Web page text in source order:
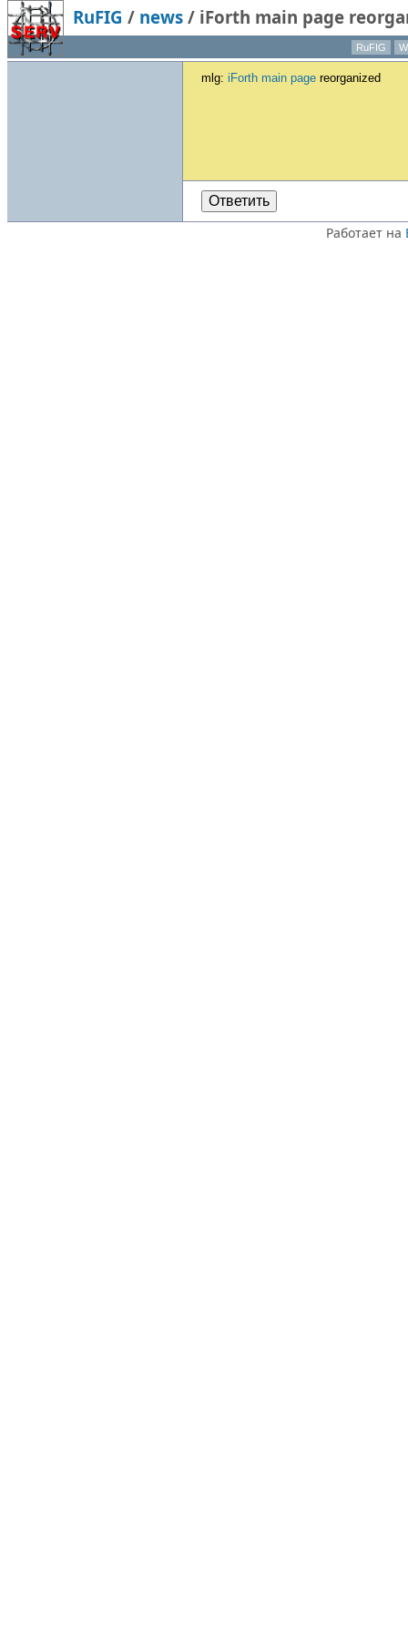
RuFIG / news / iForth main page
RuFIG
mlg: iForth main page reorganized
Ответить
Работает на